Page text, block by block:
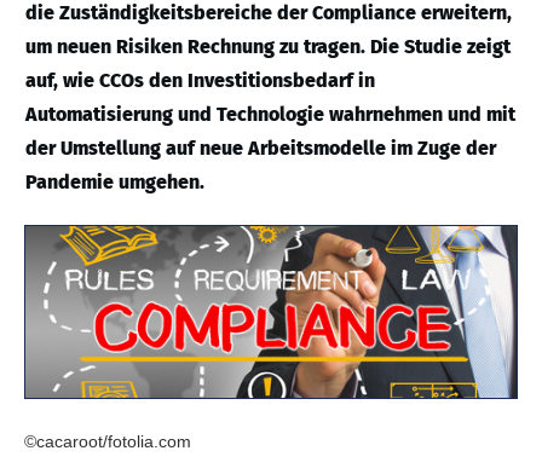
die Zuständigkeitsbereiche der Compliance erweitern,
um neuen Risiken Rechnung zu tragen. Die Studie zeigt
auf, wie CCOs den Investitionsbedarf in
Automatisierung und Technologie wahrnehmen und mit
der Umstellung auf neue Arbeitsmodelle im Zuge der
Pandemie umgehen.
©cacaroot/fotolia.com